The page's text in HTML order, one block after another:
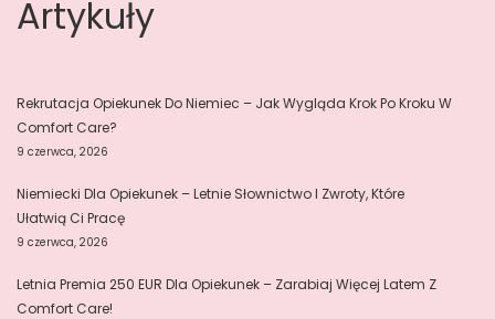
Artykuły
Rekrutacja Opiekunek Do Niemiec – Jak Wygląda Krok Po Kroku W
Comfort Care?
9 czerwca, 2026
Niemiecki Dla Opiekunek – Letnie Słownictwo I Zwroty, Które
Ułatwią Ci Pracę
9 czerwca, 2026
Letnia Premia 250 EUR Dla Opiekunek – Zarabiaj Więcej Latem Z
Comfort Care!